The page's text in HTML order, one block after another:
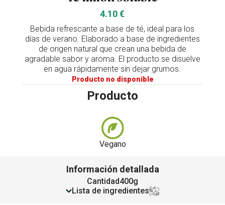
4.10 €
Bebida refrescante a base de té, ideal para los
días de verano. Elaborado a base de ingredientes
de origen natural que crean una bebida de
agradable sabor y aroma. El producto se disuelve
en agua rápidamente sin dejar grumos.
Producto no disponible
Producto
Vegano
Información detallada
Cantidad400g
Lista de ingredientes